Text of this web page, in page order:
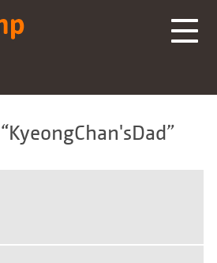
KyeongChan'sDad